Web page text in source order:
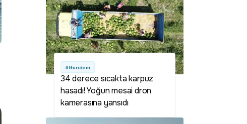
#Gündem
34 derece sıcakta karpuz
hasadı! Yoğun mesai dron
kamerasına yansıdı